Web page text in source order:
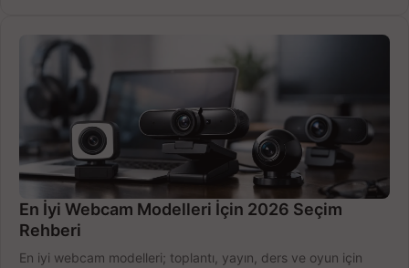
En İyi Webcam Modelleri İçin 2026 Seçim
Rehberi
En iyi webcam modelleri; toplantı, yayın, ders ve oyun için